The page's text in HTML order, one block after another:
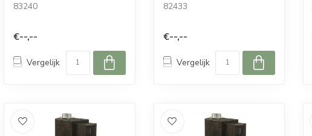
83240
€--,--
Vergelijk
82433
€--,--
Vergelijk